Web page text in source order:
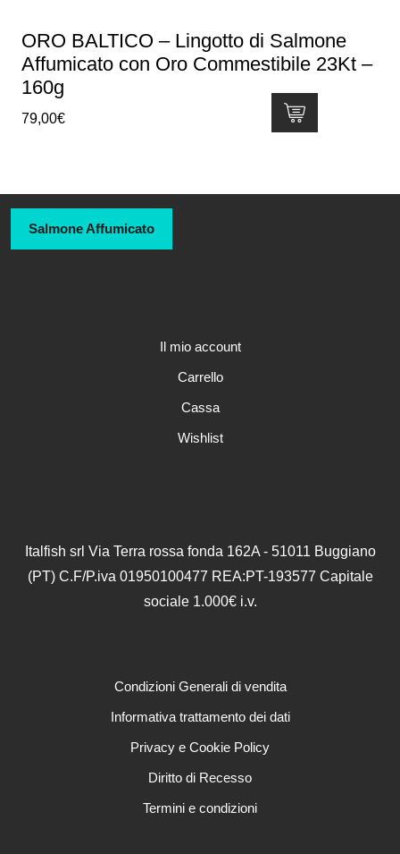
ORO BALTICO – Lingotto di Salmone
Affumicato con Oro Commestibile 23Kt –
160g
79,00€
Salmone Affumicato
Il mio account
Carrello
Cassa
Wishlist
Italfish srl Via Terra rossa fonda 162A - 51011 Buggiano
(PT) C.F/P.iva 01950100477 REA:PT-193577 Capitale
sociale 1.000€ i.v.
Condizioni Generali di vendita
Informativa trattamento dei dati
Privacy e Cookie Policy
Diritto di Recesso
Termini e condizioni